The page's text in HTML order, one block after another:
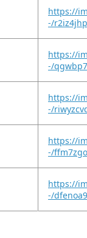
https://
-/
https://
-/
https://
-/
https://
-/
https://
-/